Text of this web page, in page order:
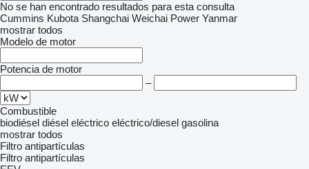
No se han encontrado resultados para esta consulta
Cummins Kubota Shangchai Weichai Power Yanmar
mostrar todos
Modelo de motor
Potencia de motor
–
Combustible
biodiésel diésel eléctrico eléctrico/diesel gasolina
mostrar todos
Filtro antipartículas
Filtro antipartículas